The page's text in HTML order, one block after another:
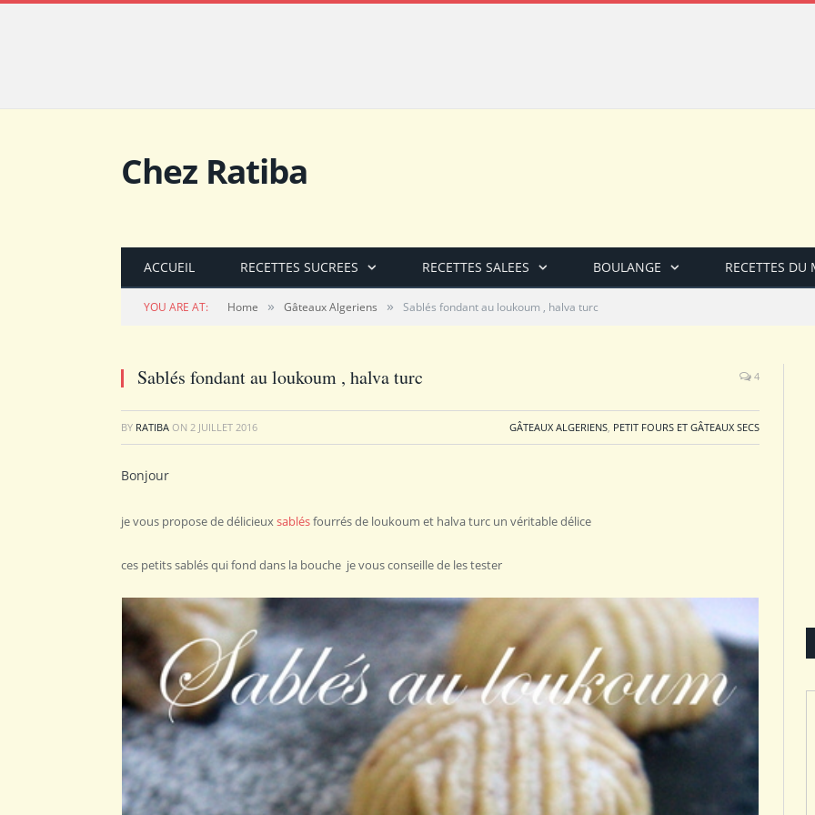
Chez Ratiba
ACCUEIL RECETTES SUCREES RECETTES SALEES BOULANGE RECETTES DU
YOU ARE AT: Home » Gâteaux Algeriens » Sablés fondant au loukoum , halva turc
Sablés fondant au loukoum , halva turc 4
BY RATIBA ON 2 JUILLET 2016 GÂTEAUX ALGERIENS, PETIT FOURS ET GÂTEAUX SECS
Bonjour
je vous propose de délicieuxsablésfourrés de loukoum et halva turc un véritable délice
ces petits sablés qui fond dans la bouche je vous conseille de les tester